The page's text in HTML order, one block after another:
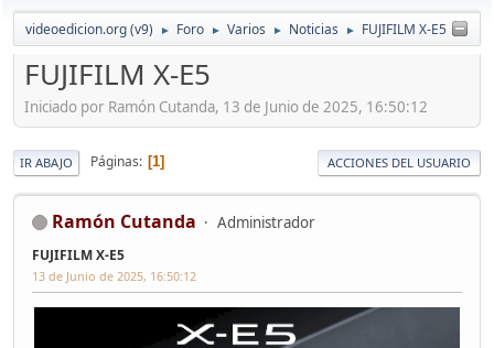
videoedicion.org (v9) ► Foro ► Varios ► Noticias ► FUJIFILM X-E5
FUJIFILM X-E5
Iniciado por Ramón Cutanda, 13 de Junio de 2025, 16:50:12
IR ABAJO Páginas 1 ACCIONES DEL USUARIO
Ramón Cutanda Administrador
FUJIFILM X-E5
13 de Junio de 2025, 16:50:12